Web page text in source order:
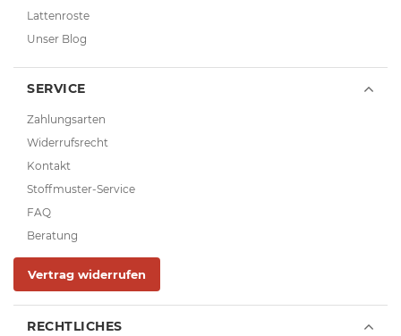
Lattenroste
Unser Blog
SERVICE
Zahlungsarten
Widerrufsrecht
Kontakt
Stoffmuster-Service
FAQ
Beratung
Vertrag widerrufen
RECHTLICHES